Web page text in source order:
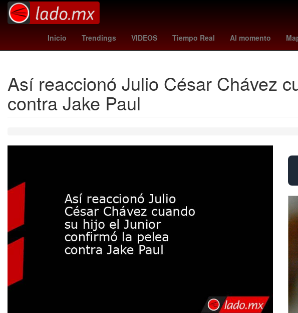
Inicio Trendings VIDEOS Tiempo Real Al momento
Gobierno Argentina Morena 2024
Así reaccionó Julio César Chávez
contra Jake Paul